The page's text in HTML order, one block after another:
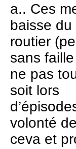
a.. Ces
baisse du
routier
sans
ne pas
soit lors
volonté
ceva et